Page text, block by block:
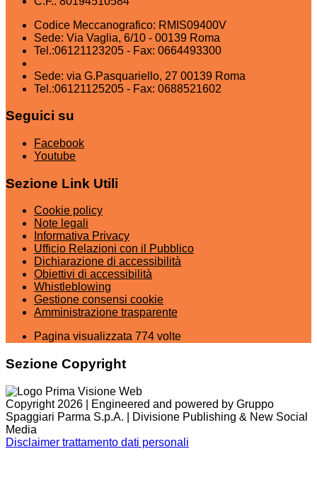
Codice Meccanografico: RMIS09400V
Sede: Via Vaglia, 6/10 - 00139 Roma
Tel.:06121123205 - Fax: 0664493300
Sede: via G.Pasquariello, 27 00139 Roma
Tel.:06121125205 - Fax: 0688521602
Seguici su
Facebook
Youtube
Sezione Link Utili
Cookie policy
Note legali
Informativa Privacy
Ufficio Relazioni con il Pubblico
Dichiarazione di accessibilità
Obiettivi di accessibilità
Whistleblowing
Gestione consensi cookie
Amministrazione trasparente
Pagina visualizzata 774 volte
Sezione Copyright
Copyright 2026 | Engineered and powered by Gruppo
Spaggiari Parma S.p.A. | Divisione Publishing & New Social
Media
Disclaimer trattamento dati personali